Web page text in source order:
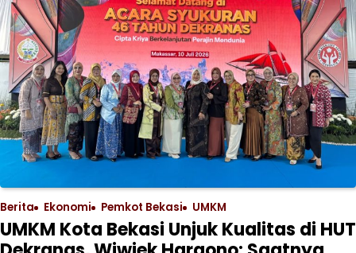
Berita Ekonomi Pemkot Bekasi UMKM
UMKM Kota Bekasi Unjuk Kualitas di HUT